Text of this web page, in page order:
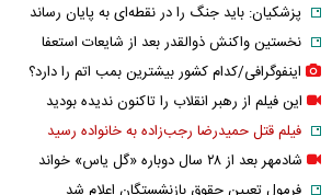
پزشکیان: باید جنگ را در نقطه‌ای به پایان رساند
نخستین واکنش ذوالقدر بعد از شایعات استعفا
اینفوگرافی/کدام کشور بیشترین بمب اتم را دارد؟
این فیلم از رهبر انقلاب را تاکنون ندیده بودید
فیلم قتل حمیدرضا رجب‌زاده به خانواده رسید
شادمهر بعد از ۲۸ سال دوباره «گل یاس» خواند